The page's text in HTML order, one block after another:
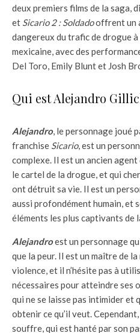
deux premiers films de la saga,
et Sicario 2 : Soldadooffrent un
dangereux du trafic de drogue
mexicaine, avec des
Del Toro, Emily Blunt et Josh
Qui est Alejandro
Alejandro, le personnage joué
franchise Sicario, est un
complexe. Il est un ancien
le cartel de la drogue, et qui
ont détruit sa vie. Il est un
aussi profondément humain, et
éléments les plus captivants de
Alejandroest un personnage
que la peur. Il est un maître de
violence, et il n’hésite pas à
nécessaires pour atteindre ses
qui ne se laisse pas intimider et
obtenir ce qu’il veut.
souffre, qui est hanté par son